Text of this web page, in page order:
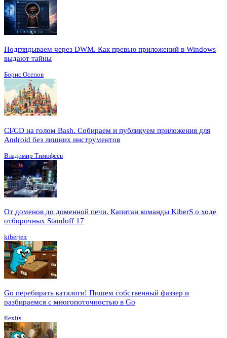
Подглядываем через DWM. Как превью приложений в Windows
выдают тайны
Борис Осепов
CI/CD на голом Bash. Собираем и публикуем приложения для
Android без лишних инструментов
Владимир Тимофеев
От доменов до доменной печи. Капитан команды KiberS о ходе
отборочных Standoff 17
kiberjen
Go перебирать каталоги! Пишем собственный фаззер и
разбираемся с многопоточностью в Go
flexits